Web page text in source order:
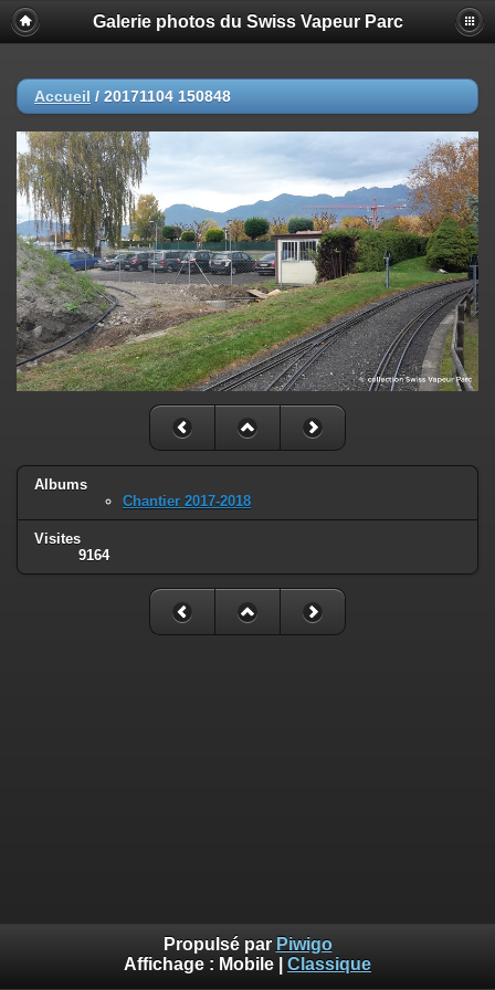
Galerie photos du Swiss Vapeur Parc
Accueil / 20171104 150848
Albums
Chantier 2017-2018
Visites
9164
Propulsé par Piwigo
Affichage : Mobile Classique